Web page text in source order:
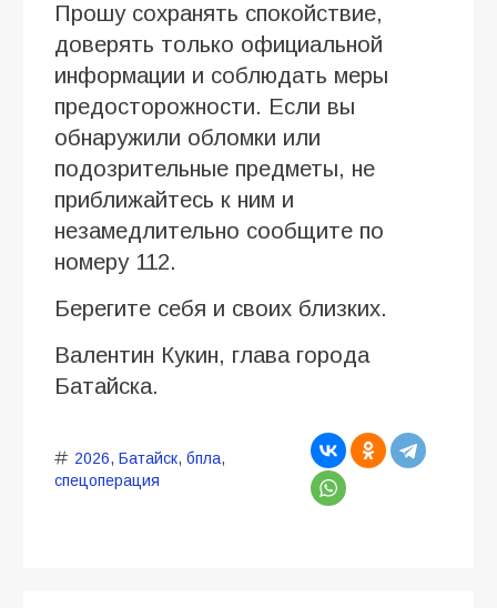
Прошу сохранять спокойствие,
доверять только официальной
информации и соблюдать меры
предосторожности. Если вы
обнаружили обломки или
подозрительные предметы, не
приближайтесь к ним и
незамедлительно сообщите по
номеру 112.
Берегите себя и своих близких.
Валентин Кукин, глава города
Батайска.
2026, Батайск, бпла,
спецоперация